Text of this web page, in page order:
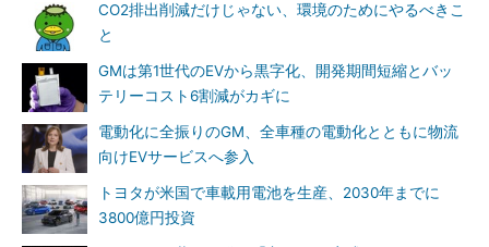
CO2排出削減だけじゃない、環境のためにやるべきこ
と
GMは第1世代のEVから黒字化、開発期間短縮とバッ
テリーコスト6割減がカギに
電動化に全振りのGM、全車種の電動化とともに物流
向けEVサービスへ参入
トヨタが米国で車載用電池を生産、2030年までに
3800億円投資